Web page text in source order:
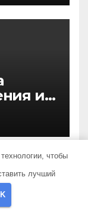
и
чтобы
лучший